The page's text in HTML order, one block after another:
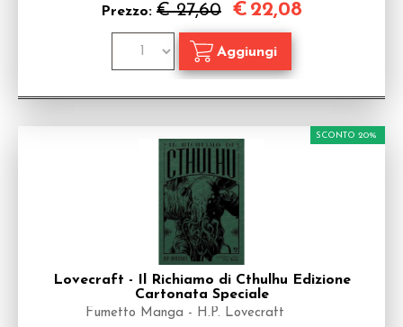
Prezzo: € 27,60 € 22,08
Lovecraft - Il Richiamo di Cthulhu Edizione
Cartonata Speciale
Fumetto Manga - H.P. Lovecraft
SCONTO 20%